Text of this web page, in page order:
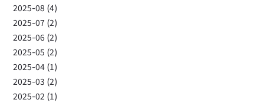
2025-08 (4)
2025-07 (2)
2025-06 (2)
2025-05 (2)
2025-04 (1)
2025-03 (2)
2025-02 (1)